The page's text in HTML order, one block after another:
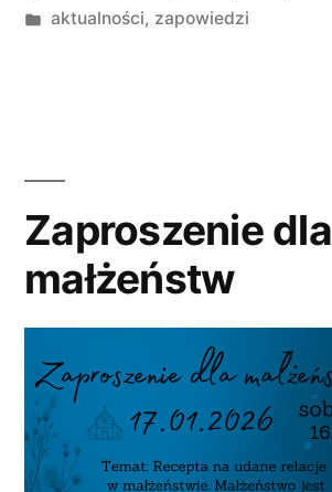
przez
Opublikowano
aktualności, zapowiedzi
Zaproszenie dla
małżeństw